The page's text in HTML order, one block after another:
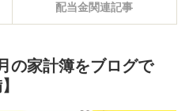
配当金関連記事
の家計簿をブログで